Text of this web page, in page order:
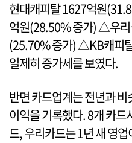
현대캐피탈 1627억원
억원(28.50% 증가) △우
(25.70% 증가) △KB캐피
일제히 증가세를 보였다.
반면 카드업계는 전년과
이익을 기록했다. 8개 카
드, 우리카드는 1년 새 영